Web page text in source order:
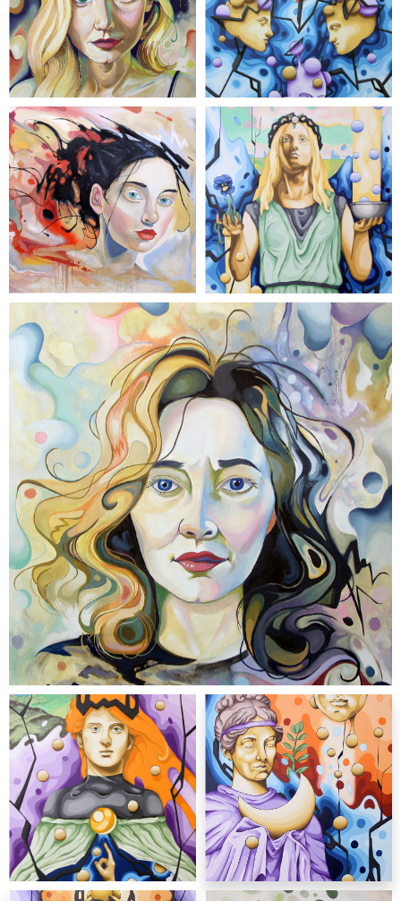
malarstwo
Rafał Gawlik
malarstwo
Rafał Gawlik
malarstwo
Rafał Gawlik